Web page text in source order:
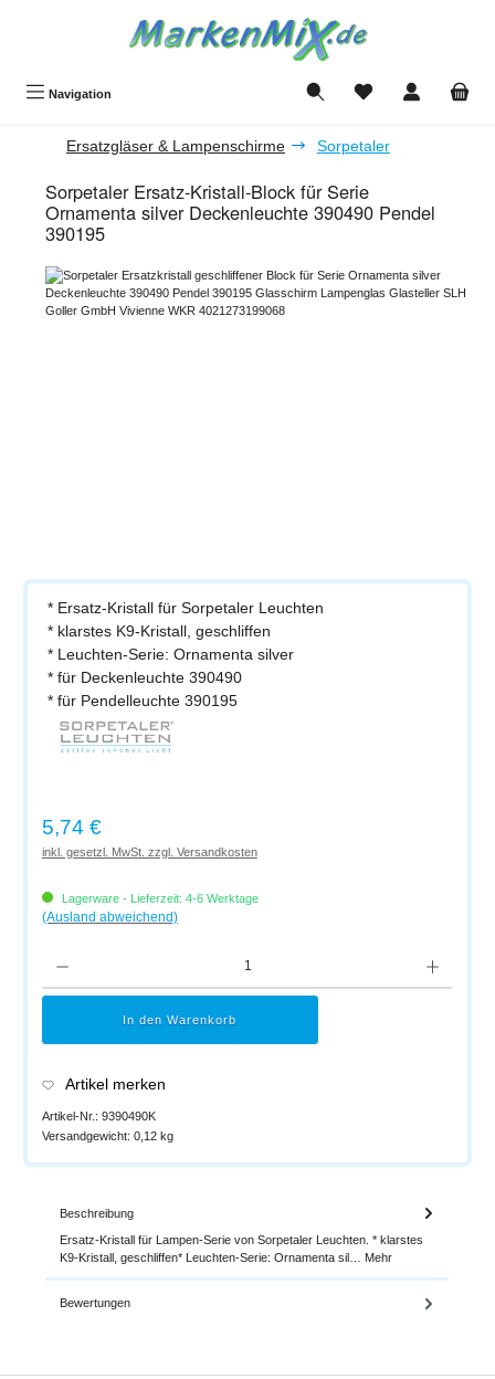
Navigation Du hast 0 Produkte
Ersatzgläser & Lampenschirme Sorpetaler
Sorpetaler Ersatz-Kristall-Block für Serie
Ornamenta silver Deckenleuchte 390490 Pendel
390195
Bildergalerie überspringen
* Ersatz-Kristall für Sorpetaler Leuchten
* klarstes K9-Kristall, geschliffen
* Leuchten-Serie: Ornamenta silver
* für Deckenleuchte 390490
* für Pendelleuchte 390195
Regulärer Preis:
5,74 €
inkl. gesetzl. MwSt. zzgl. Versandkosten
Lagerware - Lieferzeit: 4-6 Werktage
(Ausland abweichend)
In den Warenkorb
Artikel merken
Artikel-Nr.: 9390490K
Versandgewicht: 0,12 kg
Beschreibung
Ersatz-Kristall für Lampen-Serie von Sorpetaler Leuchten. * klarstes
K9-Kristall, geschliffen* Leuchten-Serie: Ornamenta sil… Mehr
Bewertungen